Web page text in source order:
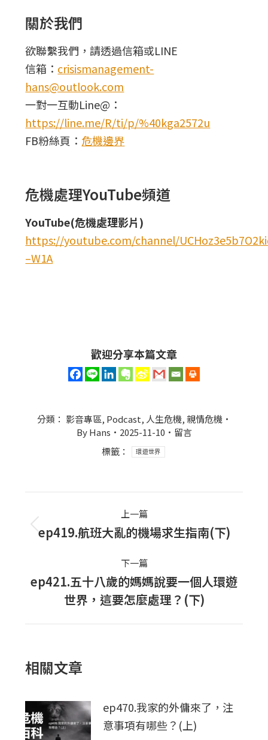
關於我們
欲聯繫我們，請透過信箱或LINE
信箱： crisismanagement-
hans@outlook.com
一對一互動Line@：
https://line.me/R/ti/p/%40kga2572u
FB粉絲頁： 危機邊界
危機處理YouTube頻道
YouTube(危機處理影片)
https://youtube.com/channel/
–W1A
歡迎分享本篇文章
分類： 影音專區, Podcast, 人生危機,親情危機
ByHans 2025-11-10
留言
標籤：
環遊世界
navigation
上一篇
上
篇
文
章：
ep419.航班大亂的機場求生指南(下)
下一篇
下
一
篇
ep421.五十八歲的媽媽說要一個人環遊
世界，這要怎麼處理？(下)
相關文章
ep470.我家的外傭來了，注
意事項有哪些？(上)